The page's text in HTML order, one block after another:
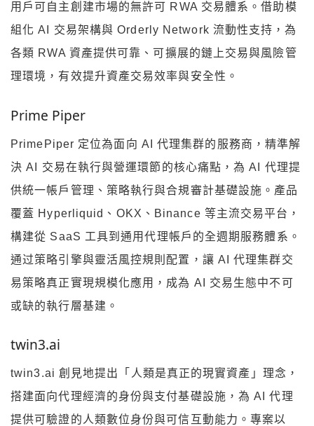
用戶可自主創建市場的無許可 RWA 交易體系。借助模
組化 AI 交易架構與 Orderly Network 流動性支持，為
各類 RWA 資產提供可靠、可擴展的鏈上交易與風險管
理環境，有效提升資產交易效率與安全性。
Prime Piper
PrimePiper 定位為面向 AI 代理集群的服務商，精準解
決 AI 交易在執行與營運環節的核心痛點，為 AI 代理提
供統一帳戶管理、策略執行與合規審計基礎設施。產品
覆蓋 Hyperliquid、OKX、Binance 等主流交易平台，
構建從 SaaS 工具到通用代理帳戶的全週期服務體系。
通过策略引擎與靈活風控規則配置，讓 AI 代理集群交
易策略真正實現規模化應用，成為 AI 交易生態中不可
或缺的執行層基建。
twin3.ai
twin3.ai 創見地提出「人類是真正的現實資產」理念，
搭建面向代理經濟的身份與支付基礎設施，為 AI 代理
提供可驗證的人類數位身份與可信互動能力。專案以